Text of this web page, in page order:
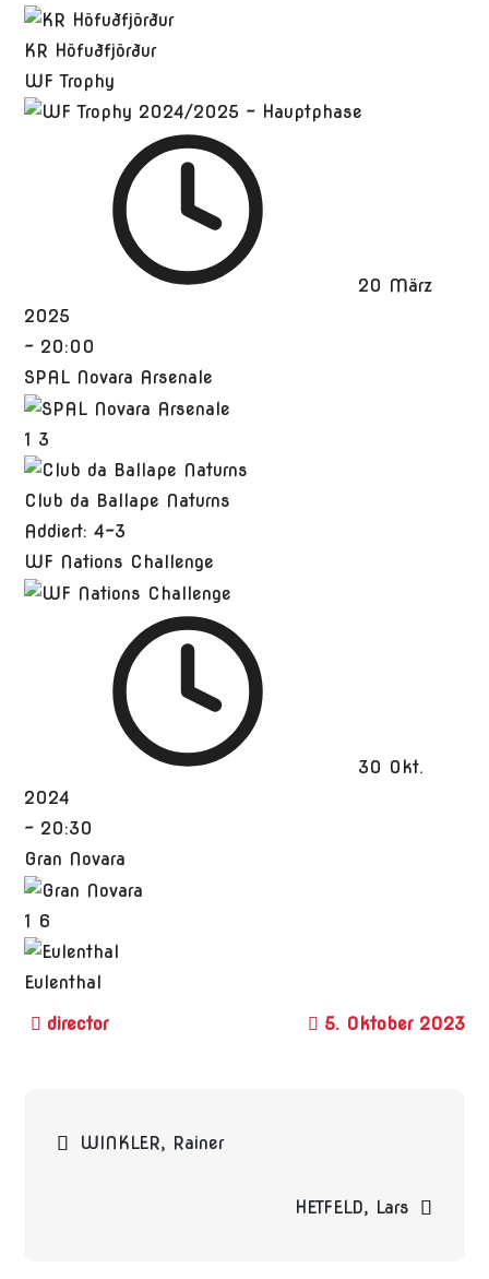
KR Höfuðfjörður
WF Trophy
20 März
2025
- 20:00
SPAL Novara Arsenale
1 3
Club da Ballape Naturns
Addiert: 4-3
WF Nations Challenge
30 Okt.
2024
- 20:30
Gran Novara
1 6
Eulenthal
5. Oktober 2023
Beitragsnavigation
WINKLER, Rainer
HETFELD, Lars